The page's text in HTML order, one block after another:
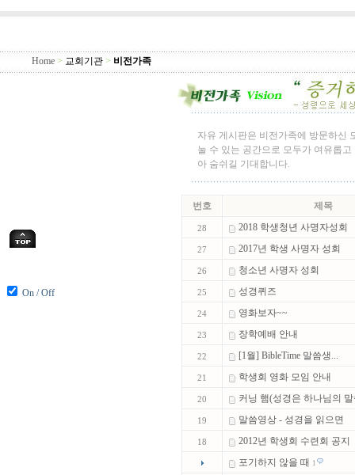
On / Off
Home > 교회기관 > 비전가족
자유 게시판은 비전가족에 방문하신
눌 수 있는 공간으로 모두가 여유롭
아 숨쉬길 기대합니다.
번호 제목
28 2018 학생청년 사명자성회
27 2017년 학생 사명자 성회
26 청소년 사명자 성회
25 성경퀴즈
24 영화보자~~
23 장학예배 안내
22 [1월] BibleTime 말씀생...
21 학생회 영화 모임 안내
20 커닝 햄(성경은 하나님의
19 말씀영상 - 성경을 읽으면
18
2012년 학생회 수련회 공지
포기하지 않을 때 1